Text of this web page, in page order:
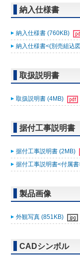
納入仕様書
納入仕様書 (760KB)
納入仕様書<(別売組込
取扱説明書
取扱説明書 (4MB)
据付工事説明書
据付工事説明書 (2MB)
据付工事説明書<付属
製品画像
外観写真 (851KB)
CADシンボル